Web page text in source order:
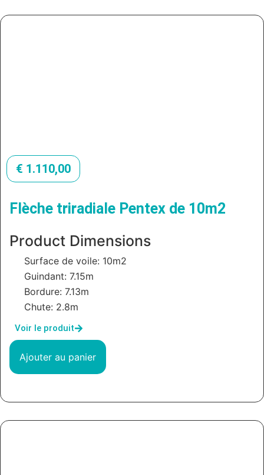
€ 1.110,00
Flèche triradiale Pentex de 10m2
Product Dimensions
Surface de voile: 10m2
Guindant: 7.15m
Bordure: 7.13m
Chute: 2.8m
Voir le produit
Ajouter au panier